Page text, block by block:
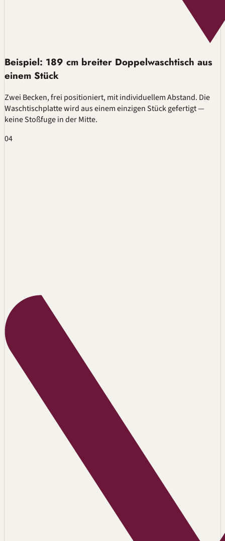
Beispiel: 189 cm breiter Doppelwaschtisch aus
einem Stück
Zwei Becken, frei positioniert, mit individuellem Abstand. Die
Waschtischplatte wird aus einem einzigen Stück gefertigt —
keine Stoßfuge in der Mitte.
04